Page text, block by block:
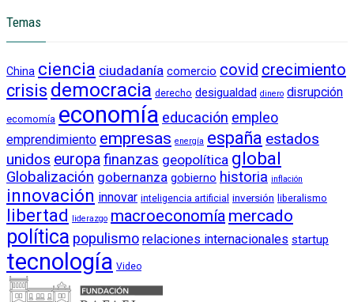
Temas
China ciencia ciudadanía comercio covid crecimiento
crisis democracia derecho desigualdad dinero disrupción
ecomomía economía educación empleo
emprendimiento empresas energía españa estados
unidos europafinanzas geopolítica global
Globalización gobernanza gobierno historia inflación
innovación innovar inteligencia artificial inversión liberalismo
libertad liderazgo macroeconomía mercado
política populismo relaciones internacionales startup
tecnología Video